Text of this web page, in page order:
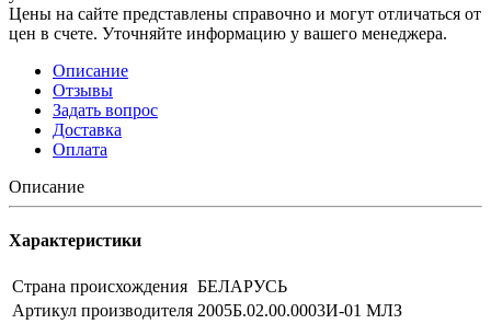
Цены на сайте представлены справочно и могут отличаться от
цен в счете. Уточняйте информацию у вашего менеджера.
Описание
Отзывы
Задать вопрос
Доставка
Оплата
Описание
Характеристики
Страна происхождения БЕЛАРУСЬ
Артикул производителя 2005Б.02.00.0003И-01 МЛЗ